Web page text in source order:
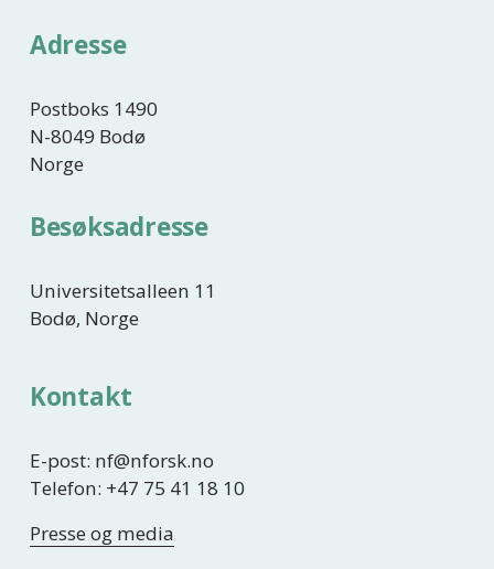
g
Adresse
Postboks 1490
N-8049 Bodø
Norge
Besøksadresse
Universitetsalleen 11
Bodø, Norge
Kontakt
E-post: nf@nforsk.no
Telefon: +47 75 41 18 10
Presse og media